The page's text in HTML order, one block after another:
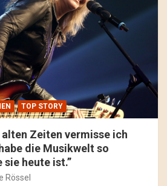
TOP STORY
alten Zeiten vermisse ich
die Musikwelt so
sie heute ist.”
Rössel